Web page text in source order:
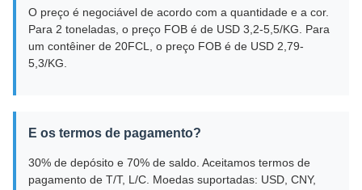
O preço é negociável de acordo com a quantidade e a cor.
Para 2 toneladas, o preço FOB é de USD 3,2-5,5/KG. Para
um contêiner de 20FCL, o preço FOB é de USD 2,79-
5,3/KG.
E os termos de pagamento?
30% de depósito e 70% de saldo. Aceitamos termos de
pagamento de T/T, L/C. Moedas suportadas: USD, CNY,